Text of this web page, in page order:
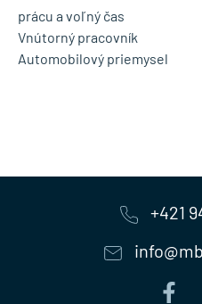
prácu a voľný čas
Vnútorný pracovník
Automobilový priemysel
+421